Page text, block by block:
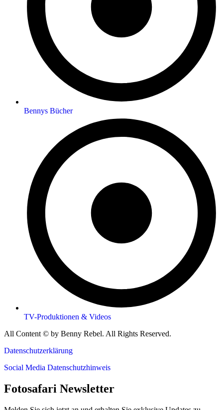
Bennys Bücher
TV-Produktionen & Videos
All Content © by Benny Rebel. All Rights Reserved.
Datenschutzerklärung
Social Media Datenschutzhinweis
Fotosafari Newsletter